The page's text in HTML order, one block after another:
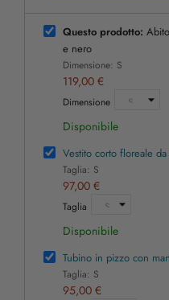
Questo prodotto:
e nero
Dimensione: S
119,00 €
Dimensione
Disponibile
Vestito corto floreale
Taglia: S
97,00 €
Taglia
Disponibile
Tubino in pizzo con
Taglia: S
95,00 €